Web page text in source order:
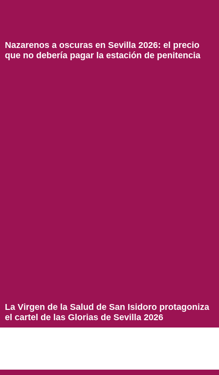
Nazarenos a oscuras en Sevilla 2026: el precio
que no debería pagar la estación de penitencia
La Virgen de la Salud de San Isidoro protagoniza
el cartel de las Glorias de Sevilla 2026